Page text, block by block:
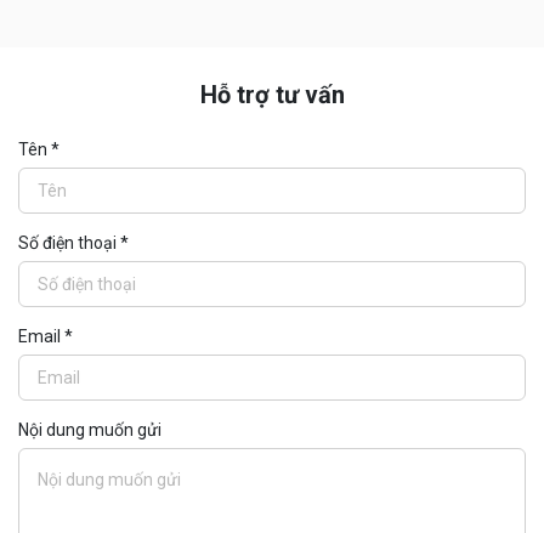
Phần mềm SCADAHỗ trợ tư vấn
Tên *
Số điện thoại *
Email *
Nội dung muốn gửi